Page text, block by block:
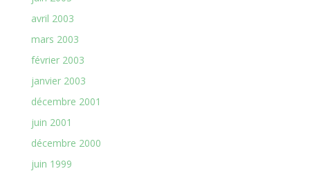
avril 2003
mars 2003
février 2003
janvier 2003
décembre 2001
juin 2001
décembre 2000
juin 1999